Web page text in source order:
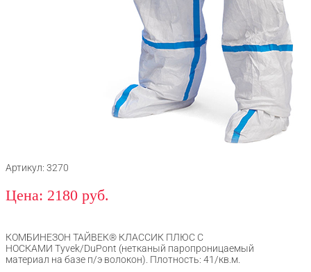
Артикул: 3270
Цена: 2180 руб.
КОМБИНЕЗОН ТАЙВЕК® КЛАССИК ПЛЮС С
НОСКАМИ Tyvek/DuPont (нетканый паропроницаемый
материал на базе п/э волокон). Плотность: 41/кв.м.